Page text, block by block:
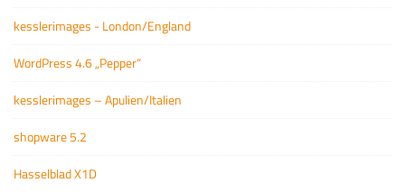
kesslerimages - London/England
WordPress 4.6 „Pepper“
kesslerimages – Apulien/Italien
shopware 5.2
Hasselblad X1D